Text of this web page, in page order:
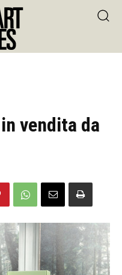
vendita da